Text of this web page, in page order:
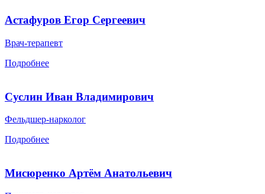
Астафуров Егор Сергеевич
Врач-терапевт
Подробнее
Суслин Иван Владимирович
Фельдшер-нарколог
Подробнее
Мисюренко Артём Анатольевич